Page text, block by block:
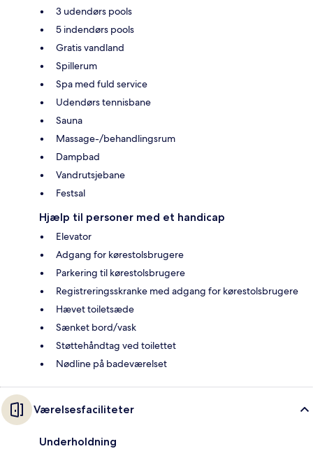
3 udendørs pools
5 indendørs pools
Gratis vandland
Spillerum
Spa med fuld service
Udendørs tennisbane
Sauna
Massage-/behandlingsrum
Dampbad
Vandrutsjebane
Festsal
Hjælp til personer med et handicap
Elevator
Adgang for kørestolsbrugere
Parkering til kørestolsbrugere
Registreringsskranke med adgang for kørestolsbrugere
Hævet toiletsæde
Sænket bord/vask
Støttehåndtag ved toilettet
Nødline på badeværelset
Værelsesfaciliteter
Underholdning